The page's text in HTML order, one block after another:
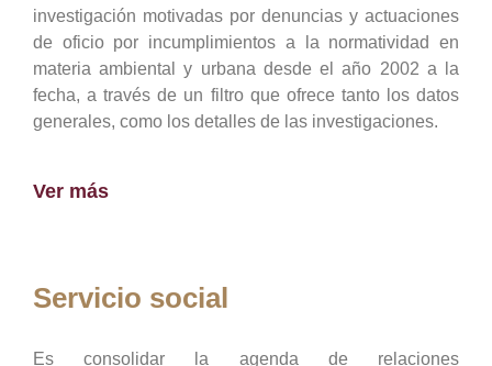
investigación motivadas por denuncias y actuaciones
de oficio por incumplimientos a la normatividad en
materia ambiental y urbana desde el año 2002 a la
fecha, a través de un filtro que ofrece tanto los datos
generales, como los detalles de las investigaciones.
Ver más
Servicio social
Es consolidar la agenda de relaciones